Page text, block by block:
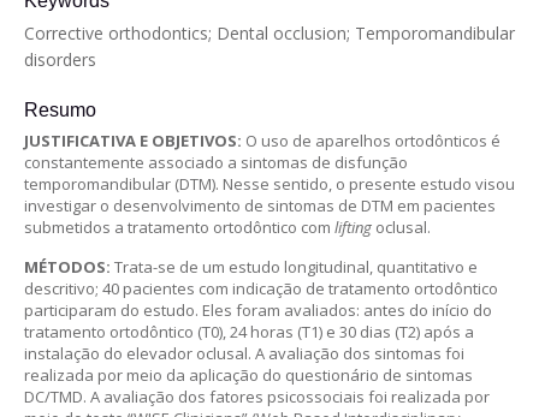
Corrective orthodontics; Dental occlusion; Temporomandibular
disorders
Resumo
JUSTIFICATIVA E OBJETIVOS: O uso de aparelhos ortodônticos é
constantemente associado a sintomas de disfunção
temporomandibular (DTM). Nesse sentido, o presente estudo visou
investigar o desenvolvimento de sintomas de DTM em pacientes
submetidos a tratamento ortodôntico com lifting oclusal.
MÉTODOS: Trata-se de um estudo longitudinal, quantitativo e
descritivo; 40 pacientes com indicação de tratamento ortodôntico
participaram do estudo. Eles foram avaliados: antes do início do
tratamento ortodôntico (T0), 24 horas (T1) e 30 dias (T2) após a
instalação do elevador oclusal. A avaliação dos sintomas foi
realizada por meio da aplicação do questionário de sintomas
DC/TMD. A avaliação dos fatores psicossociais foi realizada por